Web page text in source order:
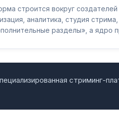
строится вокруг создателей
аналитика, студия
разделы», а ядро
стриминг-